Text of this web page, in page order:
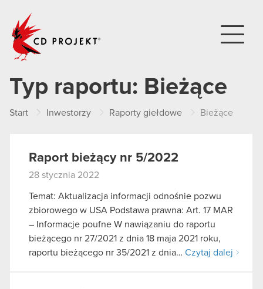
Typ raportu: Bieżące
Start Inwestorzy Raporty giełdowe Bieżące
Raport bieżący nr 5/2022
28 stycznia 2022
Temat: Aktualizacja informacji odnośnie pozwu
zbiorowego w USA Podstawa prawna: Art. 17 MAR
– Informacje poufne W nawiązaniu do raportu
bieżącego nr 27/2021 z dnia 18 maja 2021 roku,
raportu bieżącego nr 35/2021 z dnia… Czytaj dalej